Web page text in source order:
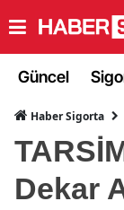
Güncel
Haber Sigorta
Dekar